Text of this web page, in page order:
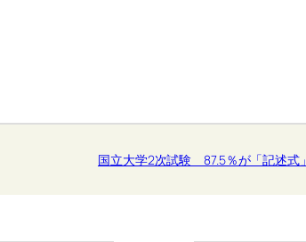
国立大学2次試験 87.5％が「記述式」